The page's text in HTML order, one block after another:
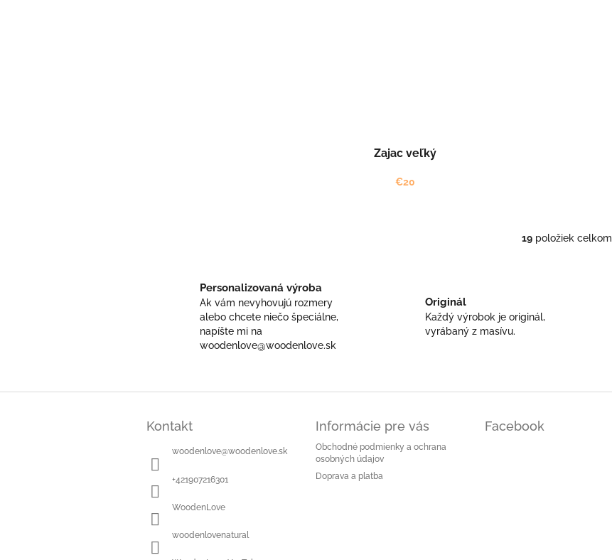
Zajac veľký
€20
O
v
19položiek celkom
Personalizovaná výroba
Ak vám nevyhovujú rozmery
alebo chcete niečo špeciálne,
napíšte mi na
woodenlove@woodenlove.sk
Originál
Každý výrobok je originál,
vyrábaný z masívu.
Kontakt
woodenlove@woodenlove.sk
+421907216301
WoodenLove
woodenlovenatural
Informácie pre vás
Obchodné podmienky a ochrana
osobných údajov
Doprava a platba
Facebook